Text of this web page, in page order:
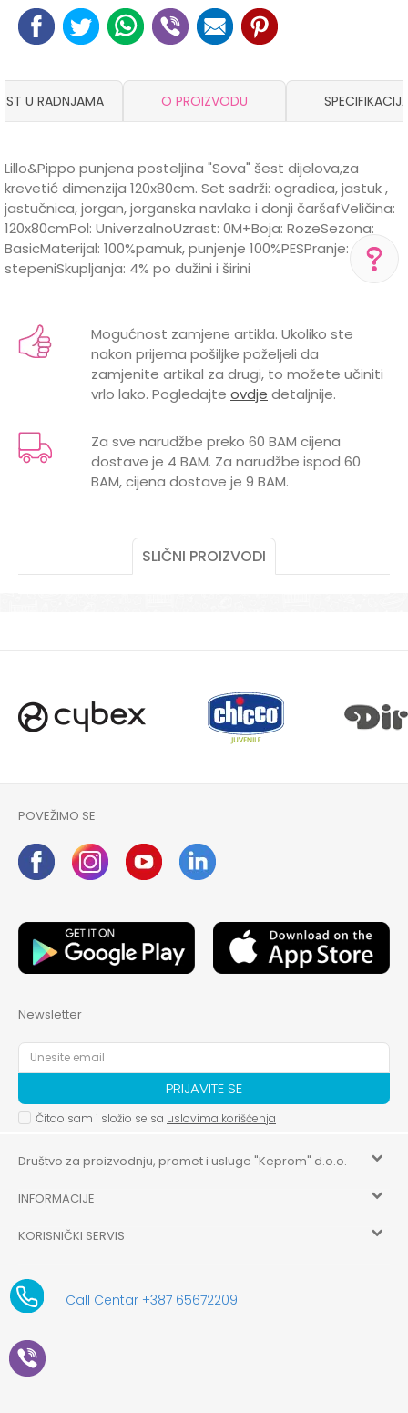
Za više informacija,
pomoć i porudžbine
+387 656-72209
Radno vreme
15:00h
Pišite nam
U RADNJAMA O PROIZVODU
Lillo&Pippo punjena posteljina "Sova" šest dijelova,za
krevetić dimenzija 120x80cm. Set sadrži: ogradica, jastuk ,
jastučnica, jorgan, jorganska navlaka i donji čaršafVeličina:
120x80cmPol: UniverzalnoUzrast: 0M+Boja: RozeSezona:
BasicMaterijal: 100%pamuk, punjenje 100%PESPranje: 40
stepeniSkupljanja: 4% po dužini i širini
Kategorija
Posteljine
BOJA
ROZE/CIKLAMA
LILLO&PIPPO
DIMENZIJE
80X120CM
PAMUK
Email
Mogućnost zamjene artikla. Ukoliko ste
nakon prijema pošiljke poželjeli da
zamjenite artikal za drugi, to možete učiniti
vrlo lako. Pogledajte ovdje detaljnije.
Za sve narudžbe preko 60 BAM cijena
dostave je 4 BAM. Za narudžbe ispod 60
BAM, cijena dostave je 9 BAM.
SLIČNI PROIZVODI
POVEŽIMO SE
Newsletter
PRIJAVITE SE
Čitao sam i složio se sa uslovima korišćenja
Društvo za proizvodnju, promet i usluge "Keprom" d.o.o.
HILANDARSKA 32, ISTOČNO NOVO SARAJEVO, ISTOČNO
aksaonlinebih@aksabih.ba
5514802214205743
61-01-0052-11
11079253
INFORMACIJE
Zaposlenje
Saradnja
KORISNIČKI SERVIS
Uslovi korišćenja i prodaje
Kako kupiti
Call Centar +387 65672209